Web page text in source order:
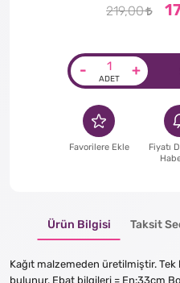
219,00
- +
Favorilere Ekle
Fiyatı
Ürün Bilgisi Taksit
Kağıt malzemeden üretilmiştir. Tek
bulunur. Ebat bilgileri = En:33cm